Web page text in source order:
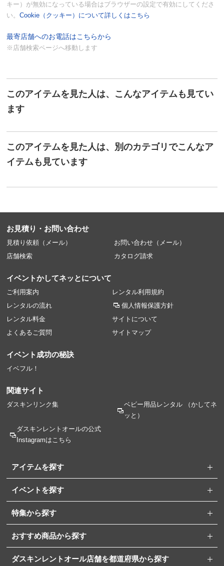
キー）が無効になっている場合はブラウザーの設定で有効にしてくださ
い。Cookie（クッキー）について詳しくはこちら
最寄店舗へのお電話はこちらから
※店舗検索ページへ移動します
このアイテムを見た人は、こんなアイテムも見てい
ます
このアイテムを見た人は、別のカテゴリでこんなア
イテムも見ています
お見積り・お問い合わせ
見積り依頼（メール）
お問い合わせ（メール）
店舗検索
カタログ請求
イベントかしてネッとについて
ご利用案内
レンタルの流れ
レンタル料金
よくあるご質問
レンタル利用規約
個人情報保護方針
サイトについて
サイトマップ
イベント成功の秘訣
イベフル！
関連サイト
ダスキンリンク集 ベビー用品レンタル（かしてネ
ッと）
ダスキンレントオールの公式
Instagramはこちら
アイテムを探す
イベントを探す
特集から探す
おすすめ商品から探す
ダスキンレントオール店舗を都道府県から探す